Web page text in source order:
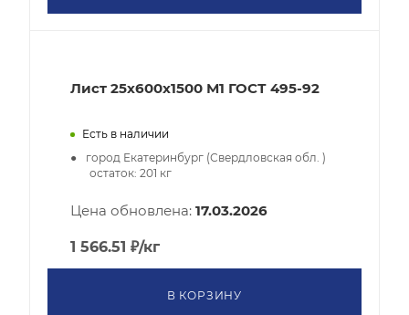
Лист 25х600х1500 М1 ГОСТ 495-92
Есть в наличии
город Екатеринбург (Свердловская обл. )
остаток: 201 кг
Цена обновлена: 17.03.2026
1 566.51 ₽/кг
В КОРЗИНУ